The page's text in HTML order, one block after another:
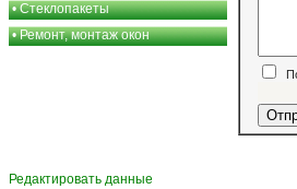
•Стеклопакеты
•Ремонт, монтаж окон
Редактировать данные